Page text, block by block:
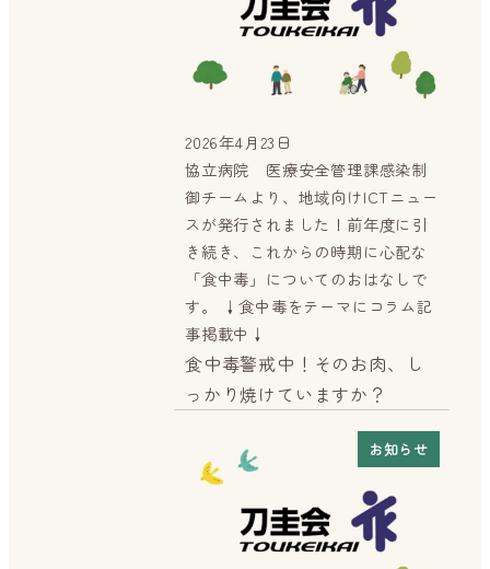
食中毒警戒中！そのお肉、し
っかり焼けていますか？
協立病院 医療安全管理課感染制
御チームより、地域向けICTニュー
スが発行されました！前年度に引
き続き、これからの時期に心配な
「食中毒」についてのおはなしで
す。 ↓食中毒をテーマにコラム記
事掲載中↓
投稿日
2026年4月23日
お知らせ